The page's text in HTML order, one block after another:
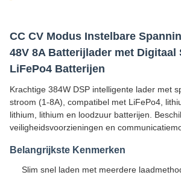
CC CV Modus Instelbare
48V 8A Batterijlader met Digitaal
LiFePo4 Batterijen
Krachtige 384W DSP intelligente lader met
stroom (1-8A), compatibel met LiFePo4,
lithium, lithium en loodzuur batterijen.
veiligheidsvoorzieningen en
Belangrijkste Kenmerken
Slim snel laden met meerdere